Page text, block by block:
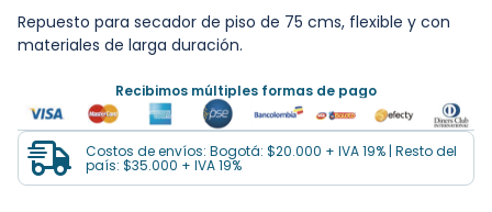
Repuesto para secador de piso de 75 cms, flexible y con
materiales de larga duración.
Recibimos múltiples formas de pago
Costos de envíos: Bogotá: $20.000 + IVA 19% | Resto del
país: $35.000 + IVA 19%